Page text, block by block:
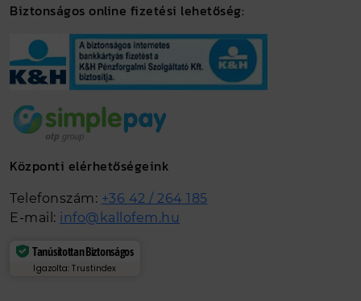
Biztonságos online fizetési lehetőség:
Központi elérhetőségeink
Telefonszám: +36 42 / 264 185
E-mail: info@kallofem.hu
Tanúsítottan Biztonságos
Igazolta: Trustindex